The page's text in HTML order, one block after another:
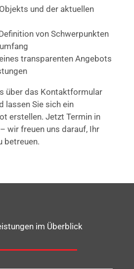
und der aktuellen
von Schwerpunkten
transparenten Angebots
über das Kontaktformular
lassen Sie sich ein
erstellen. Jetzt Termin in
wir freuen uns darauf, Ihr
betreuen.
im Überblick